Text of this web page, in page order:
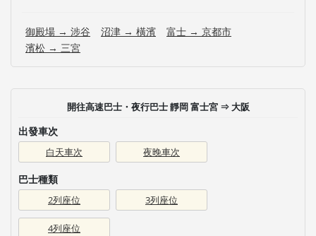
御殿場 → 涉谷 沼津 → 橫濱
富士 → 京都市
濱松 → 三宮
開往高速巴士・夜行巴士 靜岡 富士宮 ⇒ 大阪
出發車次
白天車次 夜晚車次
巴士種類
2列座位 3列座位
4列座位